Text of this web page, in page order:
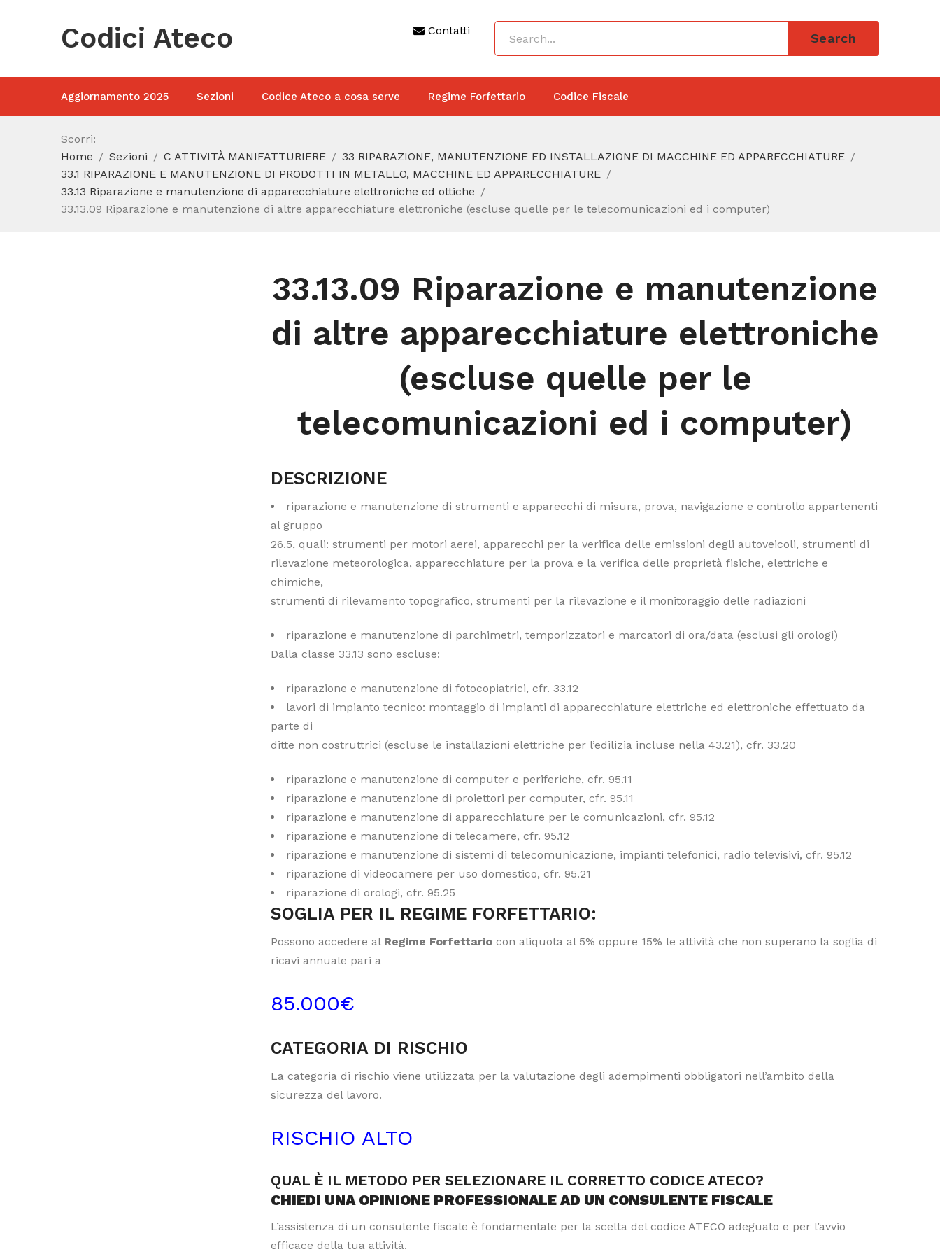
Codici Ateco Contatti
Search
Aggiornamento 2025 Sezioni Codice Ateco a cosa serve Regime Forfettario Codice Fiscale
Scorri:
Home
Sezioni C ATTIVITÀ MANIFATTURIERE
33 RIPARAZIONE, MANUTENZIONE ED INSTALLAZIONE DI MACCHINE ED APPARECCHIATURE
33.1 RIPARAZIONE E MANUTENZIONE DI PRODOTTI IN METALLO, MACCHINE ED APPARECCHIATURE
33.13 Riparazione e manutenzione di apparecchiature elettroniche ed ottiche
33.13.09 Riparazione e manutenzione di altre apparecchiature elettroniche (escluse quelle per le telecomunicazioni ed i computer)
33.13.09 Riparazione e manutenzione
di altre apparecchiature elettroniche
(escluse quelle per le
telecomunicazioni ed i computer)
DESCRIZIONE
riparazione e manutenzione di strumenti e apparecchi di misura, prova, navigazione e controllo appartenenti
al gruppo
26.5, quali: strumenti per motori aerei, apparecchi per la verifica delle emissioni degli autoveicoli, strumenti di
rilevazione meteorologica, apparecchiature per la prova e la verifica delle proprietà fisiche, elettriche e
chimiche,
strumenti di rilevamento topografico, strumenti per la rilevazione e il monitoraggio delle radiazioni
riparazione e manutenzione di parchimetri, temporizzatori e marcatori di ora/data (esclusi gli orologi)
Dalla classe 33.13 sono escluse:
riparazione e manutenzione di fotocopiatrici, cfr. 33.12
lavori di impianto tecnico: montaggio di impianti di apparecchiature elettriche ed elettroniche effettuato da
parte di
ditte non costruttrici (escluse le installazioni elettriche per l’edilizia incluse nella 43.21), cfr. 33.20
riparazione e manutenzione di computer e periferiche, cfr. 95.11
riparazione e manutenzione di proiettori per computer, cfr. 95.11
riparazione e manutenzione di apparecchiature per le comunicazioni, cfr. 95.12
riparazione e manutenzione di telecamere, cfr. 95.12
riparazione e manutenzione di sistemi di telecomunicazione, impianti telefonici, radio televisivi, cfr. 95.12
riparazione di videocamere per uso domestico, cfr. 95.21
riparazione di orologi, cfr. 95.25
SOGLIA PER IL REGIME FORFETTARIO:
Possono accedere al Regime Forfettario con aliquota al 5% oppure 15% le attività che non superano la soglia di
ricavi annuale pari a
85.000€
CATEGORIA DI RISCHIO
La categoria di rischio viene utilizzata per la valutazione degli adempimenti obbligatori nell’ambito della
sicurezza del lavoro.
RISCHIO ALTO
QUAL È IL METODO PER SELEZIONARE IL CORRETTO CODICE ATECO?
CHIEDI UNA OPINIONE PROFESSIONALE AD UN CONSULENTE FISCALE
L’assistenza di un consulente fiscale è fondamentale per la scelta del codice ATECO adeguato e per l’avvio
efficace della tua attività.